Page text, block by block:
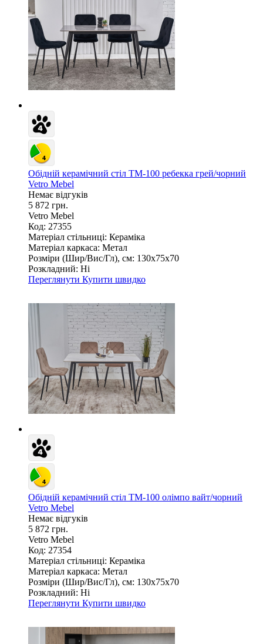
Обідній керамічний стіл TM-100 ребекка грей/чорний
Vetro Mebel
Немає відгуків
5 872 грн.
Vetro Mebel
Код: 27355
Матеріал стільниці: Кераміка
Матеріал каркаса: Метал
Розміри (Шир/Вис/Гл), см: 130х75х70
Розкладний: Ні
Переглянути Купити швидко
Обідній керамічний стіл TM-100 олімпо вайт/чорний
Vetro Mebel
Немає відгуків
5 872 грн.
Vetro Mebel
Код: 27354
Матеріал стільниці: Кераміка
Матеріал каркаса: Метал
Розміри (Шир/Вис/Гл), см: 130х75х70
Розкладний: Ні
Переглянути Купити швидко